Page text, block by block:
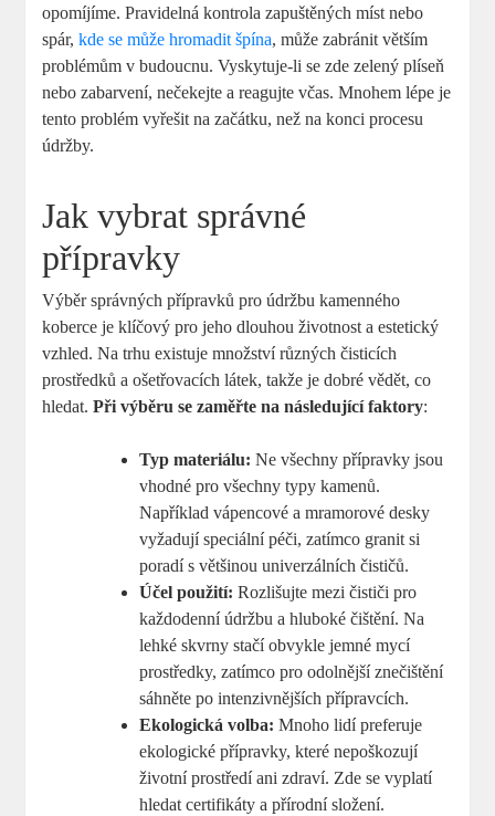
opomíjíme. Pravidelná kontrola zapuštěných míst nebo
spár,kde se může hromadit špína, může zabránit větším
problémům v budoucnu. Vyskytuje-li se zde zelený plíseň
nebo zabarvení, nečekejte a reagujte včas. Mnohem lépe je
tento problém vyřešit na začátku, než na konci procesu
údržby.
Jak vybrat správné
přípravky
Výběr správných přípravků pro údržbu kamenného
koberce je klíčový pro jeho dlouhou životnost a estetický
vzhled. Na trhu existuje množství různých čisticích
prostředků a ošetřovacích látek, takže je dobré vědět, co
hledat.Při výběru se zaměřte na následující faktory:
Typ materiálu: Ne všechny přípravky jsou
vhodné pro všechny typy kamenů.
Například vápencové a mramorové desky
vyžadují speciální péči, zatímco granit si
poradí s většinou univerzálních čističů.
Účel použití: Rozlišujte mezi čističi pro
každodenní údržbu a hluboké čištění. Na
lehké skvrny stačí obvykle jemné mycí
prostředky, zatímco pro odolnější znečištění
sáhněte po intenzivnějších přípravcích.
Ekologická volba: Mnoho lidí preferuje
ekologické přípravky, které nepoškozují
životní prostředí ani zdraví. Zde se vyplatí
hledat certifikáty a přírodní složení.